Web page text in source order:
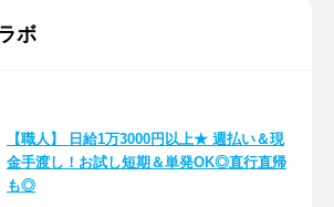
ボ
【職人】 日給1万3000円以上★ 週払い＆現
金手渡し！お試し短期＆単発OK◎直行直帰
も◎